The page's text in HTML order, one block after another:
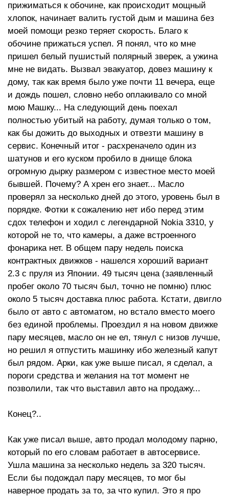
прижиматься к обочине, как происходит мощный
хлопок, начинает валить густой дым и машина без
моей помощи резко теряет скорость. Благо к
обочине прижаться успел. Я понял, что ко мне
пришел белый пушистый полярный зверек, а ужина
мне не видать. Вызвал эвакуатор, довез машину к
дому, так как время было уже почти 11 вечера, еще
и дождь пошел, словно небо оплакивало со мной
мою Машку... На следующий день поехал
полностью убитый на работу, думая только о том,
как бы дожить до выходных и отвезти машину в
сервис. Конечный итог - расхреначело один из
шатунов и его куском пробило в днище блока
огромную дырку размером с известное место моей
бывшей. Почему? А хрен его знает... Масло
проверял за несколько дней до этого, уровень был в
порядке. Фотки к сожалению нет ибо перед этим
сдох телефон и ходил с легендарной Nokia 3310, у
которой не то, что камеры, а даже встроенного
фонарика нет. В общем пару недель поиска
контрактных движков - нашелся хороший вариант
2.3 с пруля из Японии. 49 тысяч цена (заявленный
пробег около 70 тысяч был, точно не помню) плюс
около 5 тысяч доставка плюс работа. Кстати, двигло
было от авто с автоматом, но встало вместо моего
без единой проблемы. Проездил я на новом движке
пару месяцев, масло он не ел, тянул с низов лучше,
но решил я отпустить машинку ибо железный капут
был рядом. Арки, как уже выше писал, я сделал, а
пороги средства и желания на тот момент не
позволили, так что выставил авто на продажу...
Конец?..
Как уже писал выше, авто продал молодому парню,
который по его словам работает в автосервисе.
Ушла машина за несколько недель за 320 тысяч.
Если бы подождал пару месяцев, то мог бы
наверное продать за то, за что купил. Это я про